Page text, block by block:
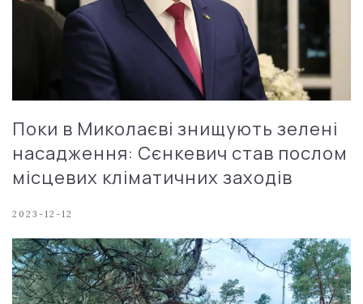
Поки в Миколаєві знищують зелені
насадження: Сєнкевич став послом
місцевих кліматичних заходів
2023-12-12